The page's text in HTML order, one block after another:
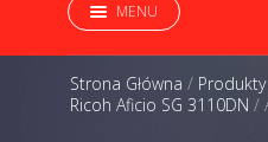
MENU
Strona Główna / Produkty
Ricoh Aficio SG 3110DN /